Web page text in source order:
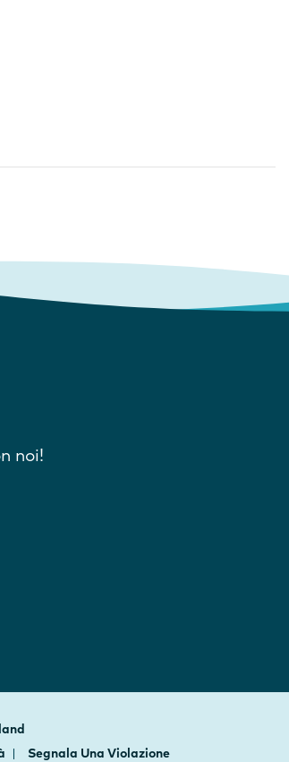
noi!
Segnala Una Violazione